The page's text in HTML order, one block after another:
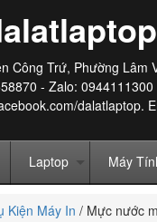
Công Trứ, Phường Lâm
- Zalo:
dalatlaptop.
Laptop Máy
Kiện Máy In / Mực nước